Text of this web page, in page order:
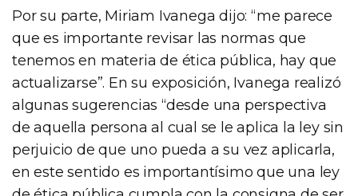
Por su parte, Miriam Ivanega dijo: “me parece
que es importante revisar las normas que
tenemos en materia de ética pública, hay que
actualizarse”. En su exposición, Ivanega realizó
algunas sugerencias “desde una perspectiva
de aquella persona al cual se le aplica la ley sin
perjuicio de que uno pueda a su vez aplicarla,
en este sentido es importantísimo que una ley